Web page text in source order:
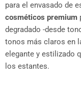
para el envasado de
cosméticos premium
degradado -desde
tonos más claros en
elegante y estilizado
los estantes.